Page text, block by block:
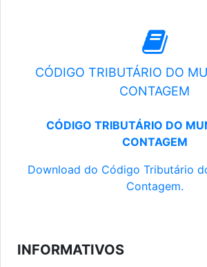
CÓDIGO TRIBUTÁRIO DO
CONTAGEM
CÓDIGO TRIBUTÁRIO DO
CONTAGEM
Download do Código Tributário
Contagem.
INFORMATIVOS